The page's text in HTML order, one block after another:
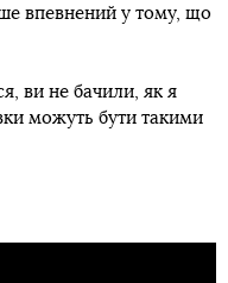
впевнений у тому, що
ви не бачили, як я
можуть бути такими